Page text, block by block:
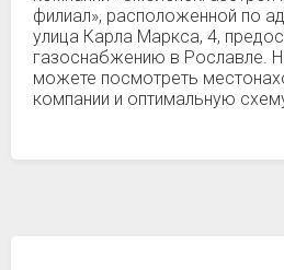
филиал», расположенной по
улица Карла Маркса, 4,
газоснабжению в Рославле.
можете посмотреть
компании и оптимальную